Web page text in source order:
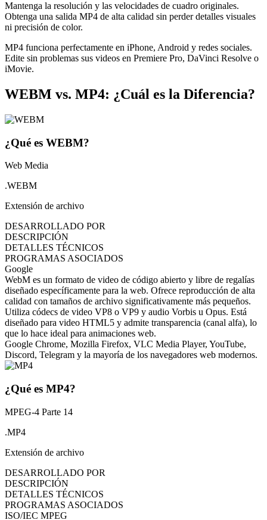
Mantenga la resolución y las velocidades de cuadro originales.
Obtenga una salida MP4 de alta calidad sin perder detalles visuales
ni precisión de color.
MP4 funciona perfectamente en iPhone, Android y redes sociales.
Edite sin problemas sus videos en Premiere Pro, DaVinci Resolve o
iMovie.
WEBM vs. MP4: ¿Cuál es la Diferencia?
¿Qué es WEBM?
Web Media
.WEBM
Extensión de archivo
DESARROLLADO POR
DESCRIPCIÓN
DETALLES TÉCNICOS
PROGRAMAS ASOCIADOS
Google
WebM es un formato de video de código abierto y libre de regalías
diseñado específicamente para la web. Ofrece reproducción de alta
calidad con tamaños de archivo significativamente más pequeños.
Utiliza códecs de video VP8 o VP9 y audio Vorbis u Opus. Está
diseñado para video HTML5 y admite transparencia (canal alfa), lo
que lo hace ideal para animaciones web.
Google Chrome, Mozilla Firefox, VLC Media Player, YouTube,
Discord, Telegram y la mayoría de los navegadores web modernos.
¿Qué es MP4?
MPEG-4 Parte 14
.MP4
Extensión de archivo
DESARROLLADO POR
DESCRIPCIÓN
DETALLES TÉCNICOS
PROGRAMAS ASOCIADOS
ISO/IEC MPEG